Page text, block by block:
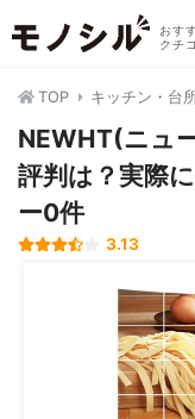
おす
クチ
TOP キッチン・台
NEWHT(ニュ
評判は？実際
ー0件
3.13